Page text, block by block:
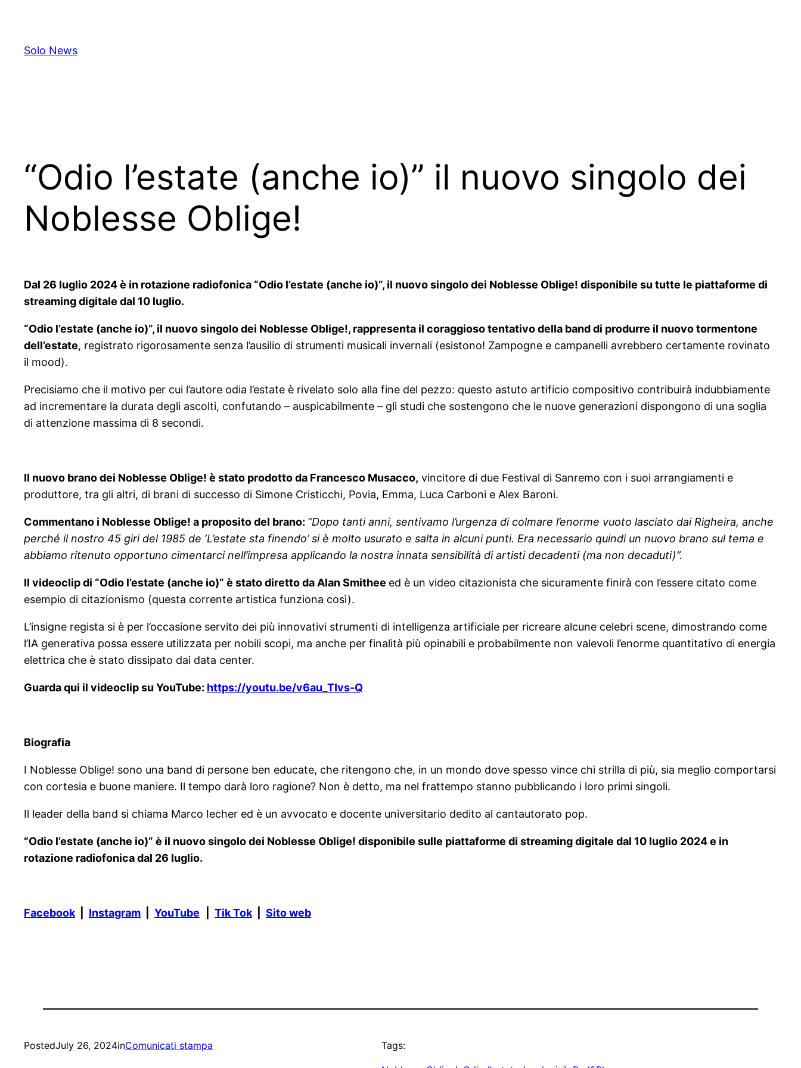
content
Solo News
“Odio l’estate (anche io)” il nuovo singolo dei
Noblesse Oblige!
Dal 26 luglio 2024 è in rotazione radiofonica “Odio l’estate (anche io)”, il nuovo singolo dei Noblesse Oblige! disponibile su tutte le piattaforme di
streaming digitale dal 10 luglio.
“Odio l’estate (anche io)”, il nuovo singolo dei Noblesse Oblige!, rappresenta il coraggioso tentativo della band di produrre il nuovo tormentone
dell’estate, registrato rigorosamente senza l’ausilio di strumenti musicali invernali (esistono! Zampogne e campanelli avrebbero certamente rovinato
il mood).
Precisiamo che il motivo per cui l’autore odia l’estate è rivelato solo alla fine del pezzo: questo astuto artificio compositivo contribuirà indubbiamente
ad incrementare la durata degli ascolti, confutando – auspicabilmente – gli studi che sostengono che le nuove generazioni dispongono di una soglia
di attenzione massima di 8 secondi.
Il nuovo brano dei Noblesse Oblige! è stato prodotto da Francesco Musacco, vincitore di due Festival di Sanremo con i suoi arrangiamenti e
produttore, tra gli altri, di brani di successo di Simone Cristicchi, Povia, Emma, Luca Carboni e Alex Baroni.
Commentano i Noblesse Oblige! a proposito del brano: “Dopo tanti anni, sentivamo l’urgenza di colmare l’enorme vuoto lasciato dai Righeira, anche
perché il nostro 45 giri del 1985 de ‘L’estate sta finendo’ si è molto usurato e salta in alcuni punti. Era necessario quindi un nuovo brano sul tema e
abbiamo ritenuto opportuno cimentarci nell’impresa applicando la nostra innata sensibilità di artisti decadenti (ma non decaduti)”.
Il videoclip di “Odio l’estate (anche io)” è stato diretto da Alan Smithee ed è un video citazionista che sicuramente finirà con l’essere citato come
esempio di citazionismo (questa corrente artistica funziona così).
L’insigne regista si è per l’occasione servito dei più innovativi strumenti di intelligenza artificiale per ricreare alcune celebri scene, dimostrando come
l’IA generativa possa essere utilizzata per nobili scopi, ma anche per finalità più opinabili e probabilmente non valevoli l’enorme quantitativo di energia
elettrica che è stato dissipato dai data center.
Guarda qui il videoclip su YouTube: https://youtu.be/v6au_TIvs-Q
Biografia
I Noblesse Oblige! sono una band di persone ben educate, che ritengono che, in un mondo dove spesso vince chi strilla di più, sia meglio comportarsi
con cortesia e buone maniere. Il tempo darà loro ragione? Non è detto, ma nel frattempo stanno pubblicando i loro primi singoli.
Il leader della band si chiama Marco Iecher ed è un avvocato e docente universitario dedito al cantautorato pop.
“Odio l’estate (anche io)” è il nuovo singolo dei Noblesse Oblige! disponibile sulle piattaforme di streaming digitale dal 10 luglio 2024 e in
rotazione radiofonica dal 26 luglio.
Facebook Instagram YouTube Tik Tok| Sito web
PostedJuly 26, 2024inComunicati stampa Tags: